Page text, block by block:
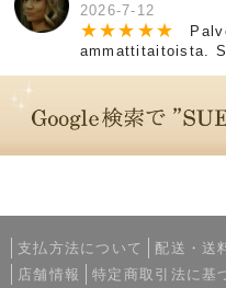
2026-7-12
★★★ ★★
ammattitaitoista.
支払方法について 配送・送
店舗情報
特定商取引法に基